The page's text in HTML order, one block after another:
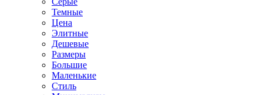
Темные
Цена
Элитные
Дешевые
Размеры
Большие
Маленькие
Стиль